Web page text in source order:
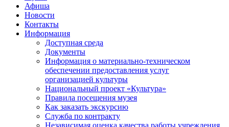
Афиша
Новости
Контакты
Информация
Доступная среда
Документы
Информация о материально-техническом
обеспечении предоставления услуг
организацией культуры
Национальный проект «Культура»
Правила посещения музея
Как заказать экскурсию
Служба по контракту
Независимая оценка качества работы учреждения